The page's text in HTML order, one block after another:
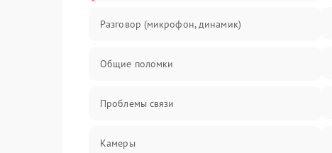
Разговор (микрофон, динамик)
Общие поломки
Проблемы связи
Камеры